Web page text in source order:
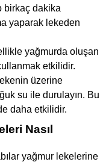
birkaç dakika
yaparak lekeden
yağmurda oluşan
etkilidir.
üzerine
su ile durulayın. Bu
daha etkilidir.
Nasıl
yağmur lekelerine